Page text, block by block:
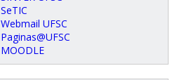
SeTIC
Webmail UFSC
Paginas@UFSC
MOODLE